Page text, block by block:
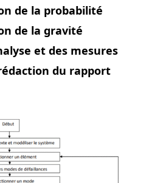
de la probabilité
de la gravité
et des mesures
du rapport